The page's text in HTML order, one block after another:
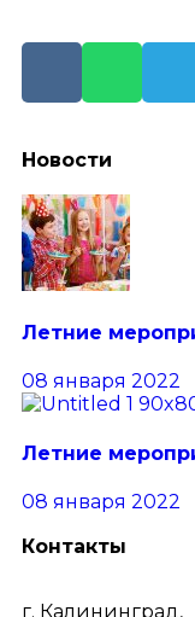
Новости
Летние
08 января 2022
Летние
08 января 2022
Контакты
г. Калининград,